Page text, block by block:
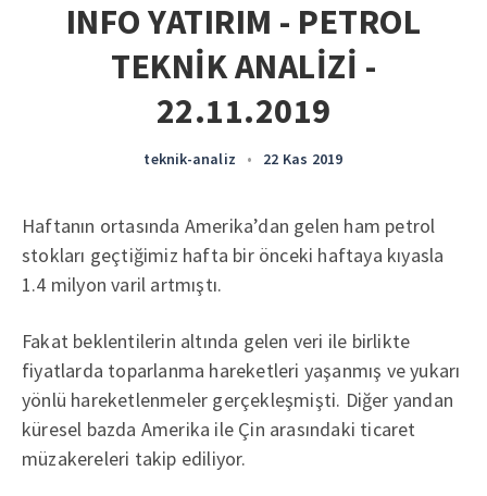
INFO YATIRIM - PETROL
TEKNİK ANALİZİ -
22.11.2019
teknik-analiz • 22 Kas 2019
Haftanın ortasında Amerika’dan gelen ham petrol
stokları geçtiğimiz hafta bir önceki haftaya kıyasla
1.4 milyon varil artmıştı.
Fakat beklentilerin altında gelen veri ile birlikte
fiyatlarda toparlanma hareketleri yaşanmış ve yukarı
yönlü hareketlenmeler gerçekleşmişti. Diğer yandan
küresel bazda Amerika ile Çin arasındaki ticaret
müzakereleri takip ediliyor.